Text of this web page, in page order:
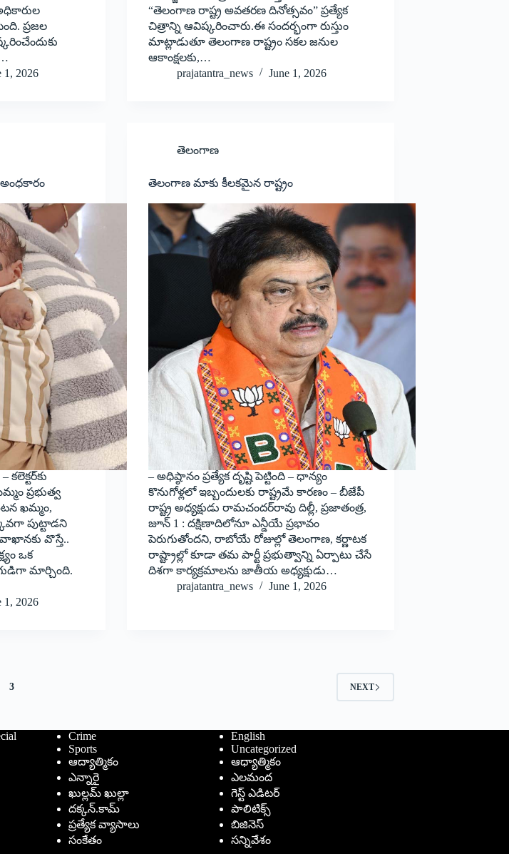
ప్రజల
1, 2026
“తెలంగాణ రాష్ట్ర అవతరణ దినోత్సవం” ప్రత్యేక
చిత్రాన్ని ఆవిష్కరించారు.ఈ సందర్భంగా రుస్తుం
మాట్లాడుతూ తెలంగాణ రాష్ట్రం సకల జనుల
ఆకాంక్షలకు,…
prajatantra_news
June 1, 2026
అంధకారం
ప్రభుత్వ
ఖమ్మం,
పుట్టాడని
వొస్తే..
ఒక
మార్చింది.
1, 2026
తెలంగాణ
తెలంగాణ మాకు కీలకమైన రాష్ట్రం
– అధిష్ఠానం ప్రత్యేక దృష్టి పెట్టింది – ధాన్యం
కొనుగోళ్లలో ఇబ్బందులకు రాష్ట్రమే కారణం – బీజేపీ
రాష్ట్ర అధ్యక్షుడు రామచందర్‌రావు దిల్లీ, ప్రజాతంత్ర,
జూన్ 1 : దక్షిణాదిలోనూ ఎన్డీయే ప్రభావం
పెరుగుతోందని, రాబోయే రోజుల్లో తెలంగాణ, కర్ణాటక
రాష్ట్రాల్లో కూడా తమ పార్టీ ప్రభుత్వాన్ని ఏర్పాటు చేసే
దిశగా కార్యక్రమాలను జాతీయ అధ్యక్షుడు…
prajatantra_news
June 1, 2026
3 NEXT
Crime
English
Sports
Uncategorized
ఆద్యాత్మికం
ఆధ్యాత్మికం
ఎన్నారై
ఎలమంద
ఖుల్లమ్ ఖుల్లా
గెస్ట్ ఎడిటర్
దక్కన్.కామ్
పాలిటిక్స్
ప్రత్యేక వ్యాసాలు
బిజినెస్
సంకేతం
సన్నివేశం